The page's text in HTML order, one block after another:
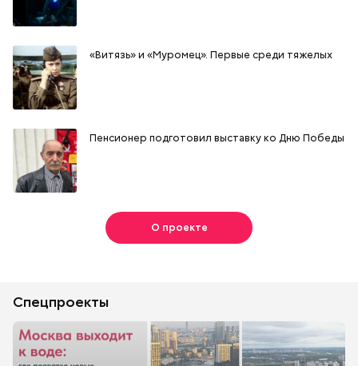
«Витязь» и «Муромец». Первые среди тяжелых
Пенсионер подготовил выставку ко Дню Победы
О проекте
Спецпроекты